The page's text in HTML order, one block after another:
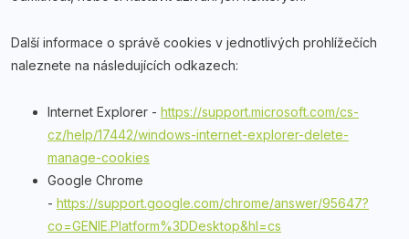
Další informace o správě cookies v jednotlivých prohlížečích
naleznete na následujících odkazech:
Internet Explorer - https://support.microsoft.com/cs-
cz/help/17442/windows-internet-explorer-delete-
manage-cookies
Google Chrome
- https://support.google.com/chrome/answer/95647?
co=GENIE.Platform%3DDesktop&hl=cs